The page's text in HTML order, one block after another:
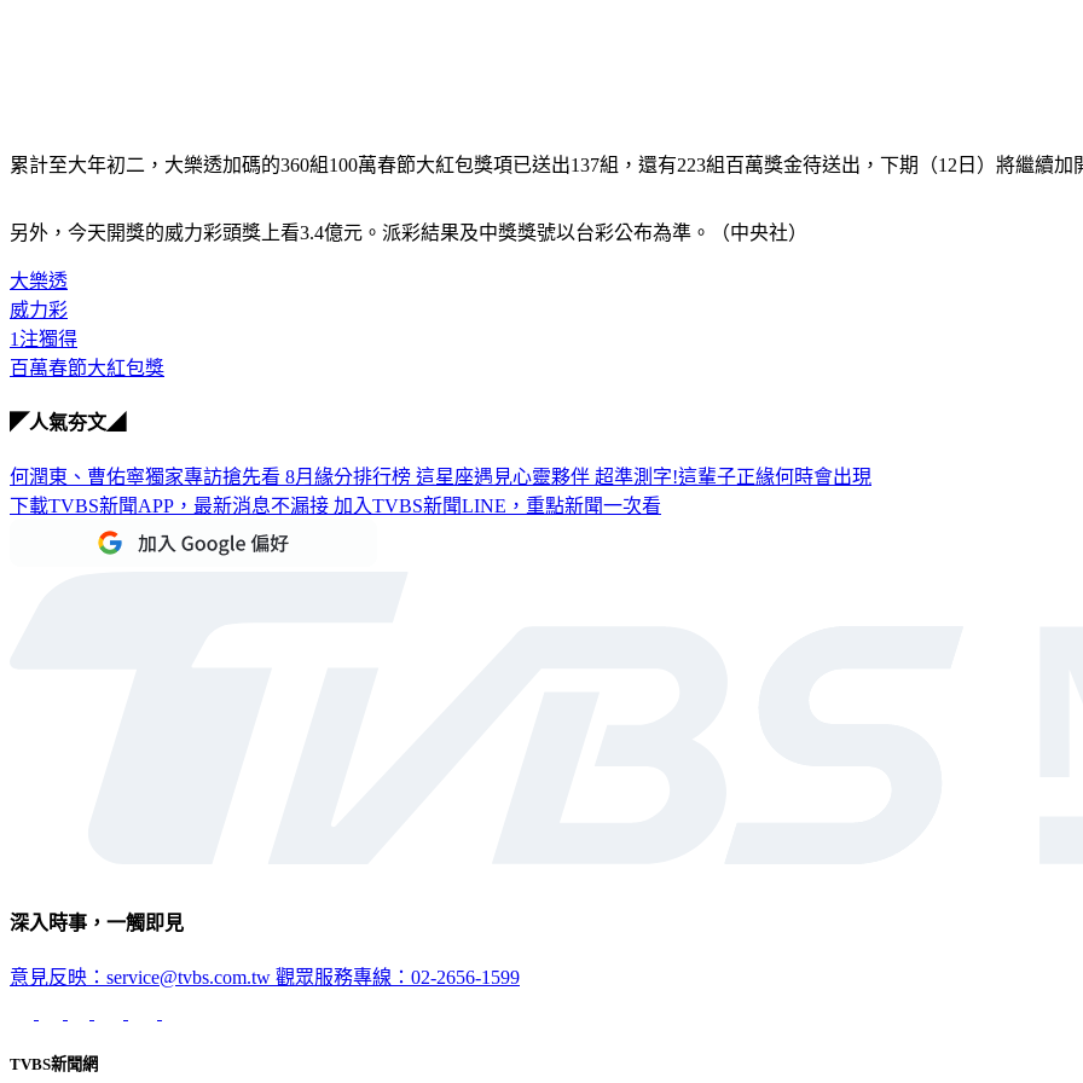
累計至大年初二，大樂透加碼的360組100萬春節大紅包獎項已送出137組，還有223組百萬獎金待送出，下期（12日）將繼續加
另外，今天開獎的威力彩頭獎上看3.4億元。派彩結果及中獎獎號以台彩公布為準。（中央社）
大樂透
威力彩
1注獨得
百萬春節大紅包獎
◤人氣夯文◢
何潤東、曹佑寧獨家專訪搶先看 8月緣分排行榜 這星座遇見心靈夥伴 超準測字!這輩子正緣何時會出現
下載TVBS新聞APP，最新消息不漏接 加入TVBS新聞LINE，重點新聞一次看
深入時事，一觸即見
意見反映：service@tvbs.com.tw 觀眾服務專線：02-2656-1599
TVBS新聞網